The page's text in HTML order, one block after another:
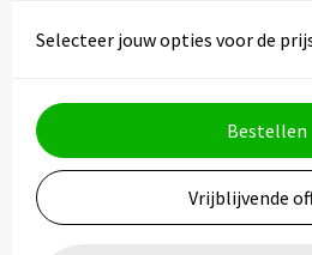
Selecteer jouw opties voor de
Bestellen
Vrijblijvende